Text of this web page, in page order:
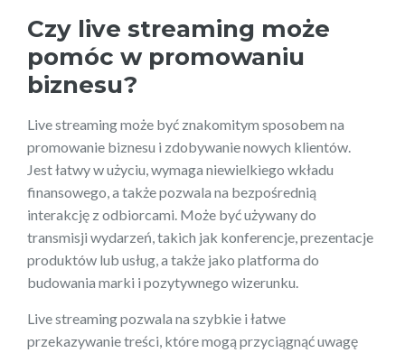
Czy live streaming może
pomóc w promowaniu
biznesu?
Live streaming może być znakomitym sposobem na
promowanie biznesu i zdobywanie nowych klientów.
Jest łatwy w użyciu, wymaga niewielkiego wkładu
finansowego, a także pozwala na bezpośrednią
interakcję z odbiorcami. Może być używany do
transmisji wydarzeń, takich jak konferencje, prezentacje
produktów lub usług, a także jako platforma do
budowania marki i pozytywnego wizerunku.
Live streaming pozwala na szybkie i łatwe
przekazywanie treści, które mogą przyciągnąć uwagę